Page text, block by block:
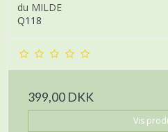
du MILDE
Q118
399,00 DKK
Vis